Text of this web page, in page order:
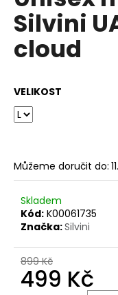
0,0
z
5
hvězdiček.
Silvini
cloud
VELIKOST
Můžeme doručit do:
Skladem
Kód: K00061735
Značka:Silvini
899 Kč
499 Kč
a
j
í
?
D
o
p
o